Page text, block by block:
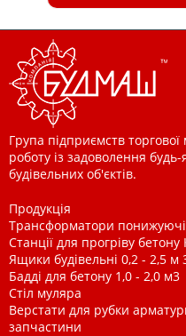
Група підприємств
роботу із задоволення
будівельних об'єктів.
Продукція
Трансформатори
Станції для прогріву
Ящики будівельні 0,2 - 2,5 м
Бадді для бетону 1,0 - 2,0 м3
Стіл муляра
Верстати для рубки
запчастини